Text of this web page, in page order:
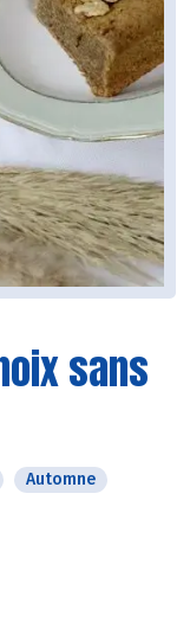
sans
Automne